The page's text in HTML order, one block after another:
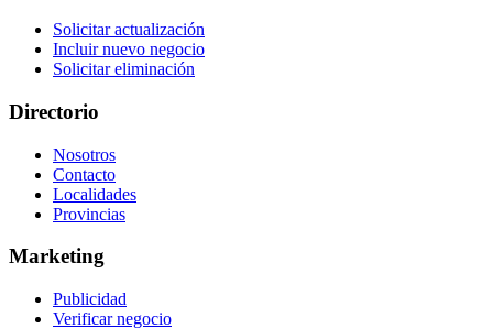
Solicitar actualización
Incluir nuevo negocio
Solicitar eliminación
Directorio
Nosotros
Contacto
Localidades
Provincias
Marketing
Publicidad
Verificar negocio